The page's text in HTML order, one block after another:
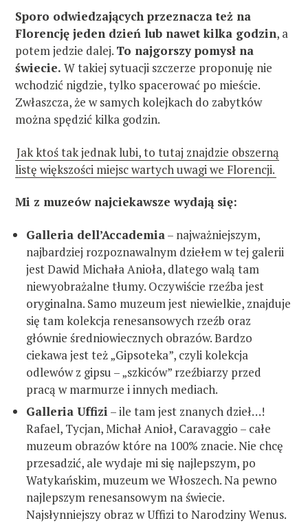
Sporo odwiedzających przeznacza też na
Florencję jeden dzień lub nawet kilka godzin, a
potem jedzie dalej. To najgorszy pomysł na
świecie. W takiej sytuacji szczerze proponuję nie
wchodzić nigdzie, tylko spacerować po mieście.
Zwłaszcza, że w samych kolejkach do zabytków
można spędzić kilka godzin.
Jak ktoś tak jednak lubi, to tutaj znajdzie obszerną
listę większości miejsc wartych uwagi we Florencji.
Mi z muzeów najciekawsze wydają się:
Galleria dell’Accademia– najważniejszym,
najbardziej rozpoznawalnym dziełem w tej galerii
jest Dawid Michała Anioła, dlatego walą tam
niewyobrażalne tłumy. Oczywiście rzeźba jest
oryginalna. Samo muzeum jest niewielkie, znajduje
się tam kolekcja renesansowych rzeźb oraz
głównie średniowiecznych obrazów. Bardzo
ciekawa jest też „Gipsoteka”, czyli kolekcja
odlewów z gipsu – „szkiców” rzeźbiarzy przed
pracą w marmurze i innych mediach.
Galleria Uffizi – ile tam jest znanych dzieł…!
Rafael, Tycjan, Michał Anioł, Caravaggio – całe
muzeum obrazów które na 100% znacie. Nie chcę
przesadzić, ale wydaje mi się najlepszym, po
Watykańskim, muzeum we Włoszech. Na pewno
najlepszym renesansowym na świecie.
Najsłynniejszy obraz w Uffizi to Narodziny Wenus.